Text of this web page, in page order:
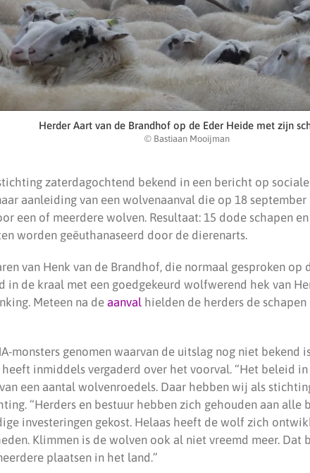
Herder Aart van de Brandhof op de Eder Heide met zijn
© Bastiaan Mooijman
zaterdagochtend bekend in een bericht op
aanleiding van een wolvenaanval die op 18
een of meerdere wolven. Resultaat: 15 dode schapen
worden geëuthanaseerd door de dierenarts.
van Henk van de Brandhof, die normaal gesproken op
in de kraal met een goedgekeurd wolfwerend hek van
Meteen na de aanval hielden de herders de
monsters genomen waarvan de uitslag nog niet bekend
heeft inmiddels vergaderd over het voorval. “Het beleid
een aantal wolvenroedels. Daar hebben wij als
“Herders en bestuur hebben zich gehouden aan alle
investeringen gekost. Helaas heeft de wolf zich
Klimmen is de wolven ook al niet vreemd meer.
plaatsen in het land.”